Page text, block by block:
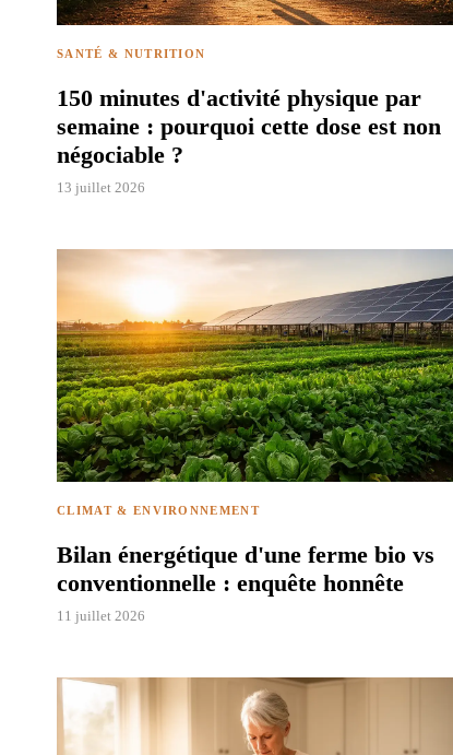
SANTÉ & NUTRITION
150 minutes d'activité physique par
semaine : pourquoi cette dose est non
négociable ?
13 juillet 2026
CLIMAT & ENVIRONNEMENT
Bilan énergétique d'une ferme bio vs
conventionnelle : enquête honnête
11 juillet 2026